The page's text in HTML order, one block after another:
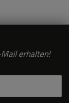
erhalten!